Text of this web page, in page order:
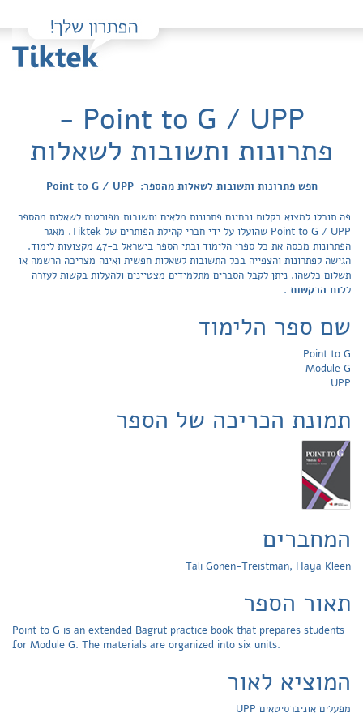
Point to G / UPP -
פתרונות ותשובות לשאלות
חפש פתרונות ותשובות לשאלות מהספר: Point to G / UPP
פה תוכלו למצוא בקלות ובחינם פתרונות מלאים ותשובות מפורטות לשאלות מהספר
Point to G / UPP שהועלו על ידי חברי קהילת הפותרים של Tiktek. מאגר
הפתרונות מכסה את כל ספרי הלימוד ובתי הספר בישראל ב-47 מקצועות לימוד.
הגישה לפתרונות והצפייה בכל התשובות לשאלות חפשית ואינה מצריכה הרשמה או
תשלום כלשהו. ניתן לקבל הסברים מתלמידים מצטיינים ולהעלות בקשות לעזרה
ללוח הבקשות .
שם ספר הלימוד
Point to G
Module G
UPP
תמונת הכריכה של הספר
המחברים
Tali Gonen-Treistman, Haya Kleen
תאור הספר
Point to G is an extended Bagrut practice book that prepares students
for Module G. The materials are organized into six units.
המוציא לאור
מפעלים אוניברסיטאים UPP